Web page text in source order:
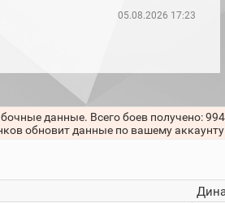
05.08.2026 17:23
данные. Всего боев получено:
обновит данные по вашему